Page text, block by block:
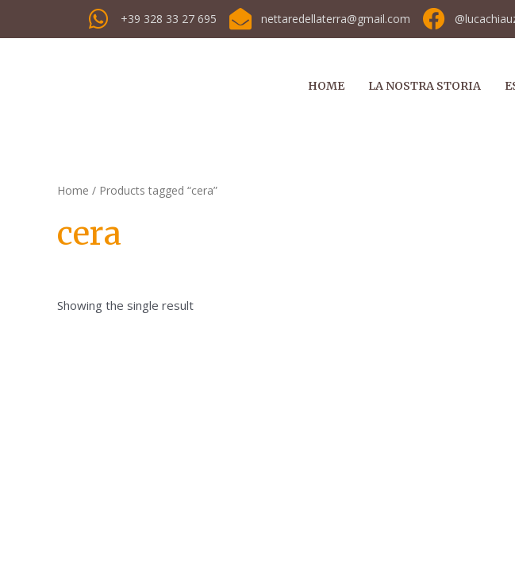
+39 328 33 27 695 nettaredellaterra@gmail.com
HOME LA NOSTRA STORIA
Home / Products tagged “cera”
cera
Showing the single result